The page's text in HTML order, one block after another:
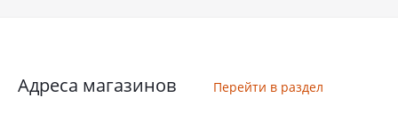
Адреса магазинов Перейти в раздел